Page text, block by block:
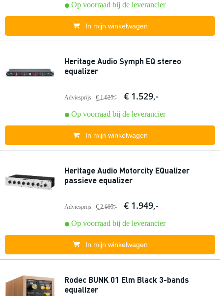
Op voorraad bij de leverancier
In mijn winkelwagen
Heritage Audio Symph EQ stereo
equalizer
Adviesprijs € 1.625,- € 1.529,-
Op voorraad bij de leverancier
In mijn winkelwagen
Heritage Audio Motorcity EQualizer
passieve equalizer
Adviesprijs € 2.605,- € 1.949,-
Op voorraad bij de leverancier
In mijn winkelwagen
Rodec BUNK 01 Elm Black 3-bands
equalizer